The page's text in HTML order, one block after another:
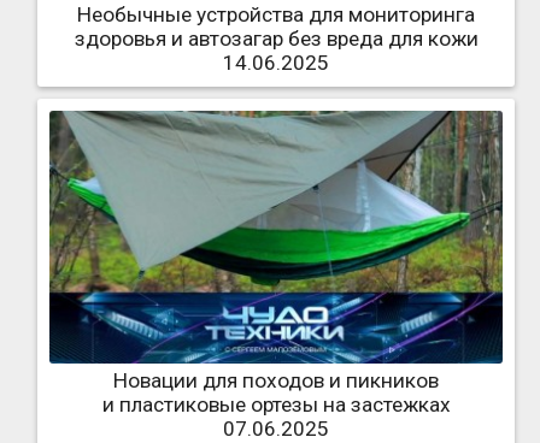
Необычные устройства для мониторинга
здоровья и автозагар без вреда для кожи
14.06.2025
Новации для походов и пикников
и пластиковые ортезы на застежках
07.06.2025